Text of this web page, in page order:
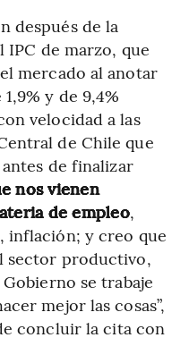
después de la
de marzo, que
mercado al anotar
y de 9,4%
velocidad a las
de Chile que
de finalizar
nos vienen
de empleo,
inflación; y creo que
sector productivo,
se trabaje
mejor las cosas”,
concluir la cita con